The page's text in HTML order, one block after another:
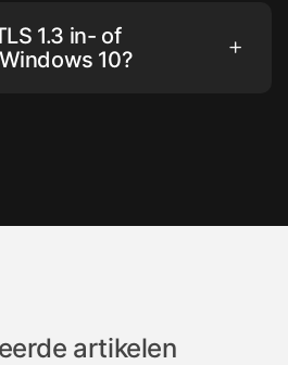
1.3 in- of
10?
artikelen